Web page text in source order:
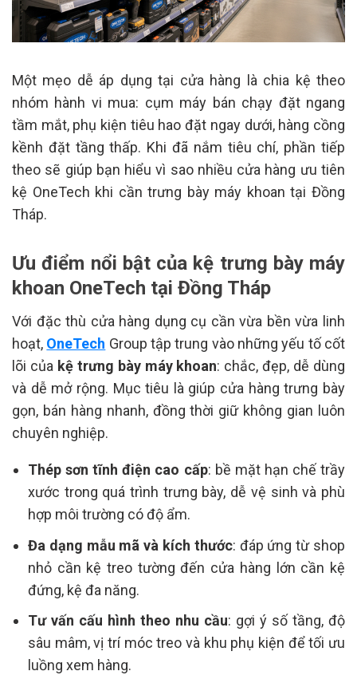
Một mẹo dễ áp dụng tại cửa hàng là chia kệ theo
nhóm hành vi mua: cụm máy bán chạy đặt ngang
tầm mắt, phụ kiện tiêu hao đặt ngay dưới, hàng cồng
kềnh đặt tầng thấp. Khi đã nắm tiêu chí, phần tiếp
theo sẽ giúp bạn hiểu vì sao nhiều cửa hàng ưu tiên
kệ OneTech khi cần trưng bày máy khoan tại Đồng
Tháp.
Ưu điểm nổi bật của kệ trưng bày máy
khoan OneTech tại Đồng Tháp
Với đặc thù cửa hàng dụng cụ cần vừa bền vừa linh
hoạt, OneTech Group tập trung vào những yếu tố cốt
lõi của kệ trưng bày máy khoan: chắc, đẹp, dễ dùng
và dễ mở rộng. Mục tiêu là giúp cửa hàng trưng bày
gọn, bán hàng nhanh, đồng thời giữ không gian luôn
chuyên nghiệp.
Thép sơn tĩnh điện cao cấp: bề mặt hạn chế trầy
xước trong quá trình trưng bày, dễ vệ sinh và phù
hợp môi trường có độ ẩm.
Đa dạng mẫu mã và kích thước: đáp ứng từ shop
nhỏ cần kệ treo tường đến cửa hàng lớn cần kệ
đứng, kệ đa năng.
Tư vấn cấu hình theo nhu cầu: gợi ý số tầng, độ
sâu mâm, vị trí móc treo và khu phụ kiện để tối ưu
luồng xem hàng.